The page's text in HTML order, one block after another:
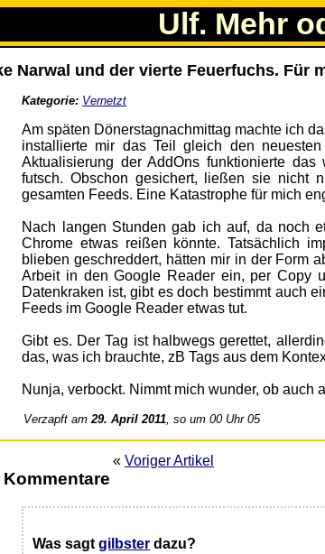
Ulf. Mehr
Narwal und der vierte Feuerfuchs. Für
Kategorie: Vernetzt
Am späten Dönerstagnachmittag machte ich
installierte mir das Teil gleich den
Aktualisierung der AddOns funktionierte
futsch. Obschon gesichert, ließen sie nicht
gesamten Feeds. Eine Katastrophe für mich
Nach langen Stunden gab ich auf, da noch
Chrome etwas reißen könnte. Tatsächlich
blieben geschreddert, hätten mir in der Form
Arbeit in den Google Reader ein, per Copy
Datenkraken ist, gibt es doch bestimmt auch
Feeds im Google Reader etwas tut.
Gibt es. Der Tag ist halbwegs gerettet,
das, was ich brauchte, zB Tags aus dem
Nunja, verbockt. Nimmt mich wunder, ob auch
Verzapft am29. April 2011, so um 00 Uhr 05
« Voriger Artikel
Kommentare
Was sagtgilbster dazu?